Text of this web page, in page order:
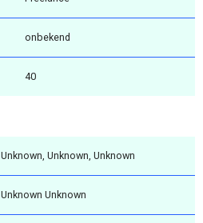
onbekend
40
Unknown, Unknown, Unknown
Unknown Unknown